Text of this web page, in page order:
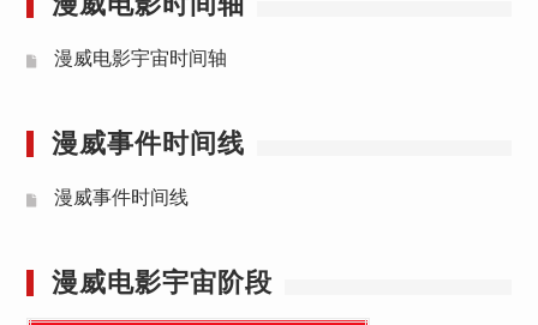
漫威电影宇宙时间轴
漫威事件时间线
漫威事件时间线
漫威电影宇宙阶段